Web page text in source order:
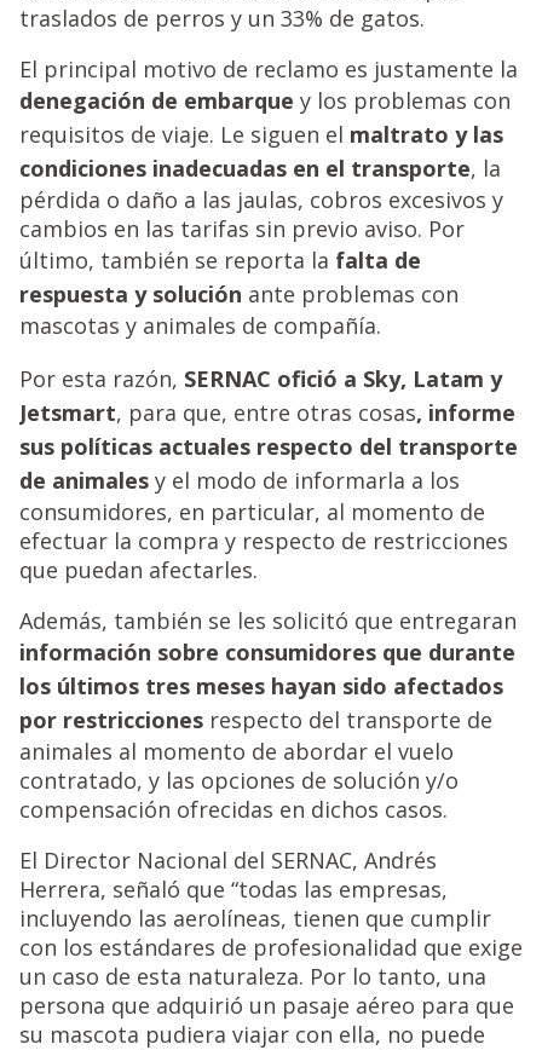
traslados de perros y un 33% de gatos.
El principal motivo de reclamo es justamente la
denegación de embarque y los problemas con
requisitos de viaje. Le siguen el maltrato y las
condiciones inadecuadas en el transporte, la
pérdida o daño a las jaulas, cobros excesivos y
cambios en las tarifas sin previo aviso. Por
último, también se reporta la falta de
respuesta y solución ante problemas con
mascotas y animales de compañía.
Por esta razón, SERNAC ofició a Sky, Latam y
Jetsmart, para que, entre otras cosas, informe
sus políticas actuales respecto del transporte
de animales y el modo de informarla a los
consumidores, en particular, al momento de
efectuar la compra y respecto de restricciones
que puedan afectarles.
Además, también se les solicitó que entregaran
información sobre consumidores que durante
los últimos tres meses hayan sido afectados
por restricciones respecto del transporte de
animales al momento de abordar el vuelo
contratado, y las opciones de solución y/o
compensación ofrecidas en dichos casos.
El Director Nacional del SERNAC, Andrés
Herrera, señaló que “todas las empresas,
incluyendo las aerolíneas, tienen que cumplir
con los estándares de profesionalidad que exige
un caso de esta naturaleza. Por lo tanto, una
persona que adquirió un pasaje aéreo para que
su mascota pudiera viajar con ella, no puede